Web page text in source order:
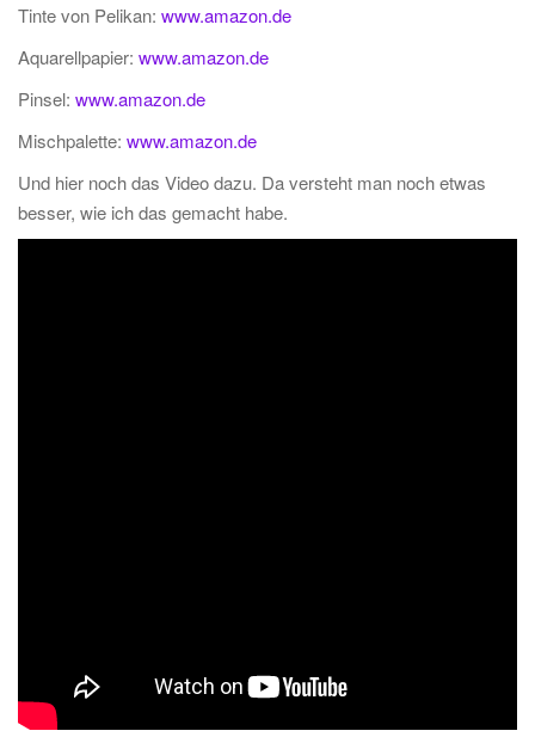
Tinte von Pelikan: www.amazon.de
Aquarellpapier: www.amazon.de
Pinsel: www.amazon.de
Mischpalette: www.amazon.de
Und hier noch das Video dazu. Da versteht man noch etwas
besser, wie ich das gemacht habe.